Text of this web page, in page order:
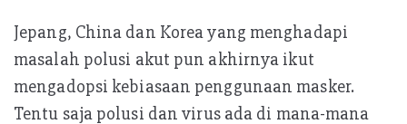
Jepang, China dan Korea yang menghadapi
masalah polusi akut pun akhirnya ikut
mengadopsi kebiasaan penggunaan masker.
Tentu saja polusi dan virus ada di mana-mana